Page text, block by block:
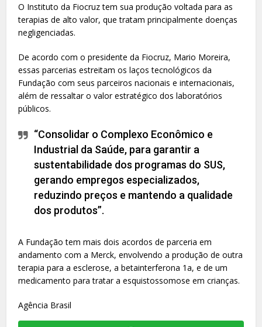
O Instituto da Fiocruz tem sua produção voltada para as
terapias de alto valor, que tratam principalmente doenças
negligenciadas.
De acordo com o presidente da Fiocruz, Mario Moreira,
essas parcerias estreitam os laços tecnológicos da
Fundação com seus parceiros nacionais e internacionais,
além de ressaltar o valor estratégico dos laboratórios
públicos.
“Consolidar o Complexo Econômico e
Industrial da Saúde, para garantir a
sustentabilidade dos programas do SUS,
gerando empregos especializados,
reduzindo preços e mantendo a qualidade
dos produtos”.
A Fundação tem mais dois acordos de parceria em
andamento com a Merck, envolvendo a produção de outra
terapia para a esclerose, a betainterferona 1a, e de um
medicamento para tratar a esquistossomose em crianças.
Agência Brasil